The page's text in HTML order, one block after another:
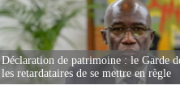
Déclaration de patrimoine : le Garde
les retardataires de se mettre en règle